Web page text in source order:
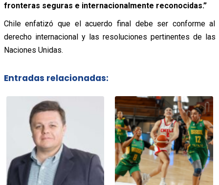
fronteras seguras e internacionalmente reconocidas.”
Chile enfatizó que el acuerdo final debe ser conforme al
derecho internacional y las resoluciones pertinentes de las
Naciones Unidas.
Entradas relacionadas: